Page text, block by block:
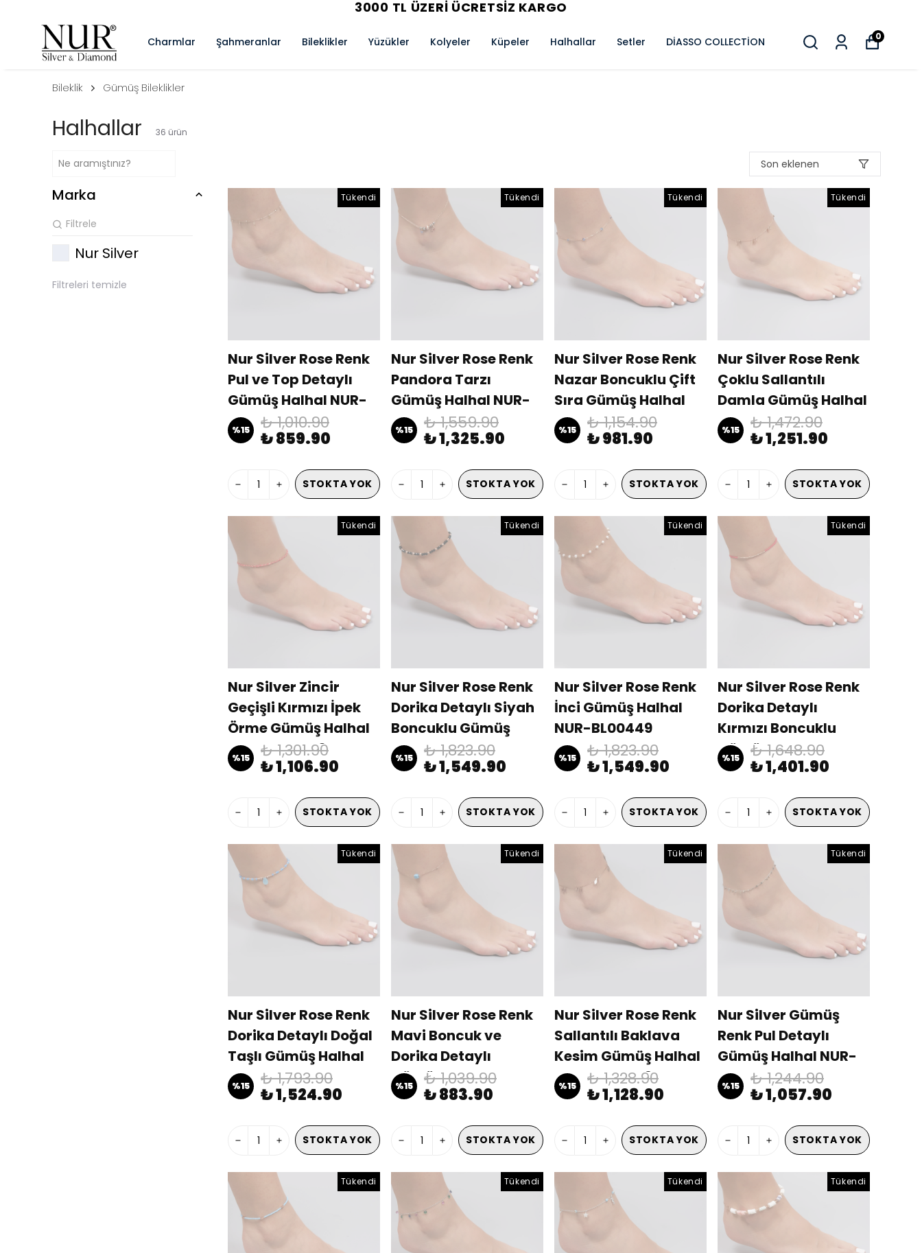
AYNI GÜN KARGO
Charmlar Şahmeranlar Bileklikler Yüzükler Kolyeler Küpeler Halhallar Setler DİASSO COLLECTİON 0
Bileklik Gümüş Bileklikler
Halhallar 36 ürün
Son eklenen
Marka
Nur Silver
Filtreleri temizle
Tükendi
Nur Silver Rose Renk
Pul ve Top Detaylı
Gümüş Halhal NUR-
BL00440
%15 ₺ 1,010.90
₺ 859.90
STOKTA YOK
Tükendi
Nur Silver Rose Renk
Pandora Tarzı
Gümüş Halhal NUR-
BL00441
%15 ₺ 1,559.90
₺ 1,325.90
STOKTA YOK
Tükendi
Nur Silver Rose Renk
Nazar Boncuklu Çift
Sıra Gümüş Halhal
NUR-BL00442
%15 ₺ 1,154.90
₺ 981.90
STOKTA YOK
Tükendi
Nur Silver Rose Renk
Çoklu Sallantılı
Damla Gümüş Halhal
NUR-BL00410
%15 ₺ 1,472.90
₺ 1,251.90
STOKTA YOK
Tükendi
Nur Silver Zincir
Geçişli Kırmızı İpek
Örme Gümüş Halhal
NUR-BL00448
%15 ₺ 1,301.90
₺ 1,106.90
STOKTA YOK
Tükendi
Nur Silver Rose Renk
Dorika Detaylı Siyah
Boncuklu Gümüş
Halhal NUR-BL00451
%15 ₺ 1,823.90
₺ 1,549.90
STOKTA YOK
Tükendi
Nur Silver Rose Renk
İnci Gümüş Halhal
NUR-BL00449
%15 ₺ 1,823.90
₺ 1,549.90
STOKTA YOK
Tükendi
Nur Silver Rose Renk
Dorika Detaylı
Kırmızı Boncuklu
Gümüş Halhal NUR-
BL00454
%15 ₺ 1,648.90
₺ 1,401.90
STOKTA YOK
Tükendi
Nur Silver Rose Renk
Dorika Detaylı Doğal
Taşlı Gümüş Halhal
NUR-BL00452
%15 ₺ 1,793.90
₺ 1,524.90
STOKTA YOK
Tükendi
Nur Silver Rose Renk
Mavi Boncuk ve
Dorika Detaylı
Gümüş Halhal NUR-
BL00444
%15 ₺ 1,039.90
₺ 883.90
STOKTA YOK
Tükendi
Nur Silver Rose Renk
Sallantılı Baklava
Kesim Gümüş Halhal
NUR-BL00443
%15 ₺ 1,328.90
₺ 1,128.90
STOKTA YOK
Tükendi
Nur Silver Gümüş
Renk Pul Detaylı
Gümüş Halhal NUR-
BL00447
%15 ₺ 1,244.90
₺ 1,057.90
STOKTA YOK
Tükendi Tükendi Tükendi Tükendi